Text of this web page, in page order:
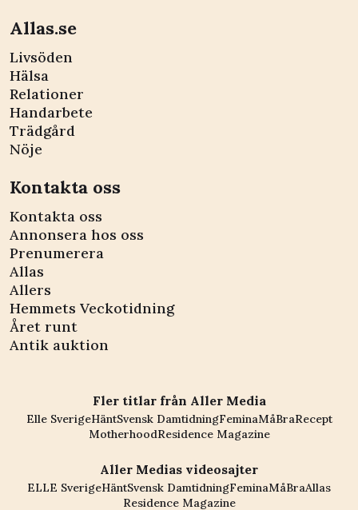
Allas.se
Livsöden
Hälsa
Relationer
Handarbete
Trädgård
Nöje
Kontakta oss
Kontakta oss
Annonsera hos oss
Prenumerera
Allas
Allers
Hemmets Veckotidning
Året runt
Antik auktion
Fler titlar från Aller Media
Elle SverigeHäntSvensk DamtidningFeminaMåBraRecept
MotherhoodResidence Magazine
Aller Medias videosajter
ELLE SverigeHäntSvensk DamtidningFeminaMåBraAllas
Residence Magazine